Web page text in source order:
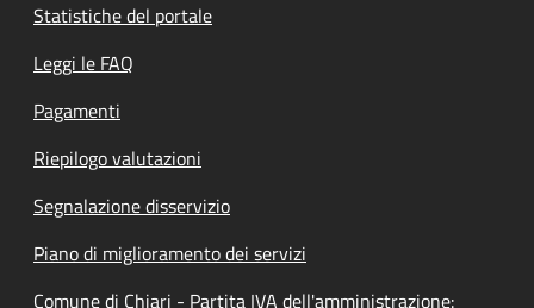
Statistiche del portale
Leggi le FAQ
Pagamenti
Riepilogo valutazioni
Segnalazione disservizio
Piano di miglioramento dei servizi
Comune di Chiari - Partita IVA dell'amministrazione: